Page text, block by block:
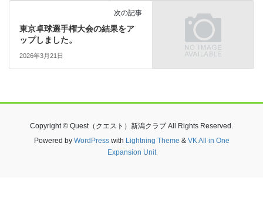
次の記事
東京卓球選手権大会の結果をア
ップしました。
2026年3月21日
Copyright © Quest（クエスト）新潟クラブ All Rights Reserved.
Powered by WordPresswith Lightning Theme & VK All in One
Expansion Unit